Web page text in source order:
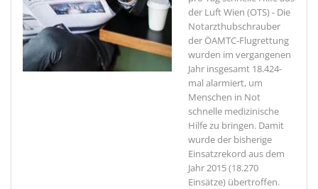
der LuftWien (OTS) - Die
Notarzthubschrauber
der ÖAMTC-Flugrettung
wurden im vergangenen
Jahr insgesamt 18.424-
mal alarmiert, um
Menschen in Not
schnelle medizinische
Hilfe zu bringen. Damit
wurde der bisherige
Einsatzrekord aus dem
Jahr 2015 (18.270
Einsätze) übertroffen.